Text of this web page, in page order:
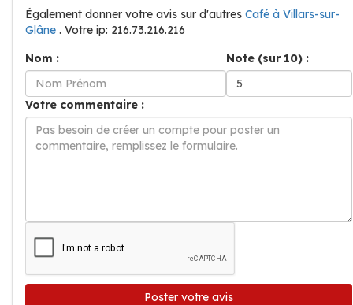
Également donner votre avis sur d'autres Café à Villars-sur-
Glâne . Votre ip: 216.73.216.216
Nom :
Note (sur 10) :
Votre commentaire :
Poster votre avis